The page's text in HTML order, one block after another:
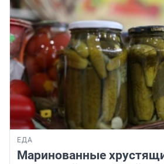
ЕДА
Маринованные